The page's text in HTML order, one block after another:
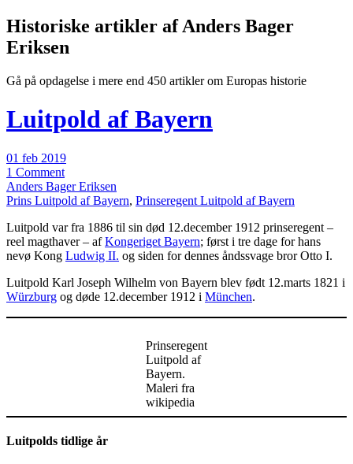
Historiske artikler af Anders Bager
Eriksen
Gå på opdagelse i mere end 450 artikler om Europas historie
Luitpold af Bayern
01 feb 2019
1 Comment
Anders Bager Eriksen
Prins Luitpold af Bayern, Prinseregent Luitpold af Bayern
Luitpold var fra 1886 til sin død 12.december 1912 prinseregent –
reel magthaver – afKongeriget Bayern; først i tre dage for hans
nevø Kong Ludwig II. og siden for dennes åndssvage bror Otto I.
Luitpold Karl Joseph Wilhelm von Bayern blev født 12.marts 1821 i
Würzburg og døde 12.december 1912 i München.
Prinseregent
Luitpold af
Bayern.
Maleri fra
wikipedia
Luitpolds tidlige år